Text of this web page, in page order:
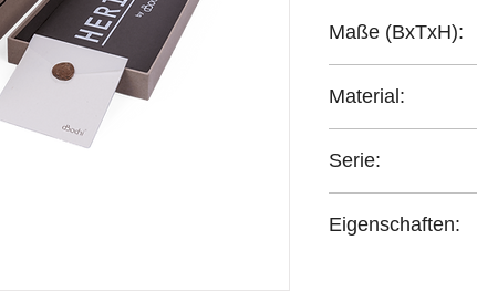
Maße (BxTxH):
Material:
Serie:
Eigenschaften: